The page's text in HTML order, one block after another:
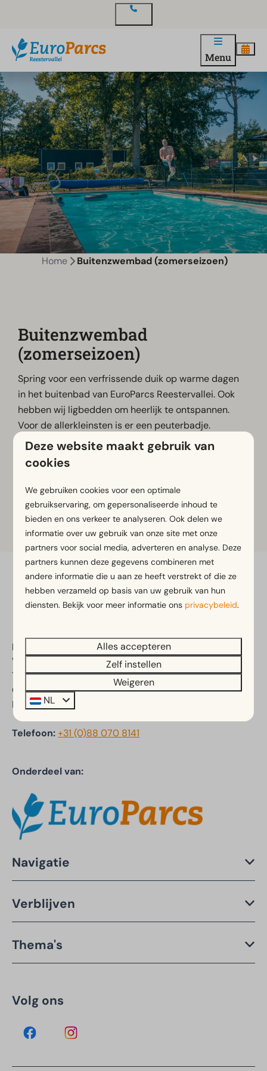
Menu
Home Buitenzwembad (zomerseizoen)
Buitenzwembad
(zomerseizoen)
Spring voor een verfrissende duik op warme dagen
in het buitenbad van EuroParcs Reestervallei. Ook
hebben wij ligbedden om heerlijk te ontspannen.
Voor de allerkleinsten is er een peuterbadje.
Let op: Het buitenzwembad is geopend in het
zomerseizoen en gesloten vanaf september.
Bekijk hier deopeningstijden.
Veilig betalen
EuroParcs Reestervallei
Veldhuisweg 4
7955 PP IJhorst
Overijssel
Nederland
Telefoon:+31 (0)88 070 8141
Onderdeel van:
Navigatie
Verblijven
Thema's
Volg ons
Deze website maakt gebruik van
cookies
We gebruiken cookies voor een optimale
gebruikservaring, om gepersonaliseerde inhoud te
bieden en ons verkeer te analyseren. Ook delen we
informatie over uw gebruik van onze site met onze
partners voor social media, adverteren en analyse. Deze
partners kunnen deze gegevens combineren met
andere informatie die u aan ze heeft verstrekt of die ze
hebben verzameld op basis van uw gebruik van hun
diensten. Bekijk voor meer informatie ons privacybeleid.
Alles accepteren
Zelf instellen
Weigeren
NL